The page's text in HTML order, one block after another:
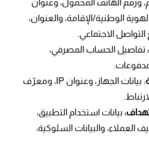
ورقم الهاتف المحمول، وعنوان
الوطنية/الإقامة، والعنوان،
الاجتماعي.
تفاصيل الحساب المصرفي،
: بيانات الجهاز، وعنوان IP، ومعرّف
بيانات استخدام التطبيق،
والبيانات السلوكية،